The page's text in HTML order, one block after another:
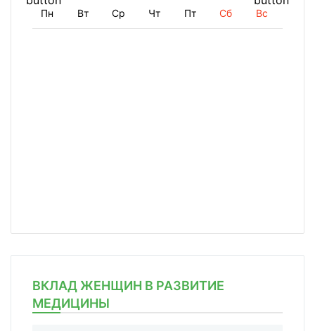
Пн Вт Ср Чт Пт Сб Вс
ВКЛАД ЖЕНЩИН В РАЗВИТИЕ
МЕДИЦИНЫ